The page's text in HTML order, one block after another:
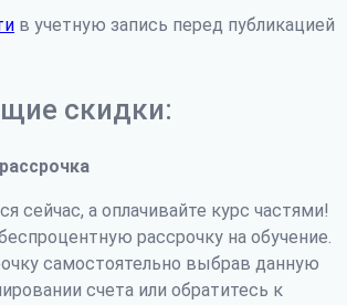
в учетную запись перед публикацией
скидки:
сейчас, а оплачивайте курс частями!
рассрочку на обучение.
самостоятельно выбрав данную
счета или обратитесь к